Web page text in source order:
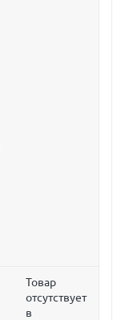
Товар
отсутствует
в